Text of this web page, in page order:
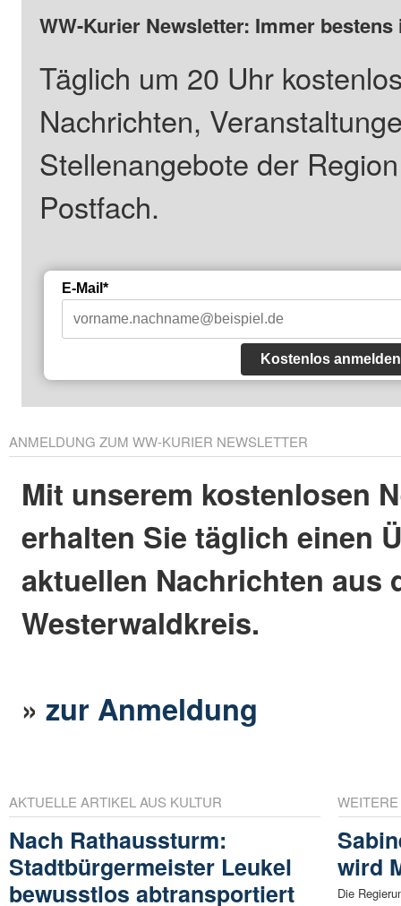
WW-Kurier Newsletter: Immer
Täglich um 20 Uhr
Nachrichten,
Stellenangebote der
Postfach.
E-Mail*
Kostenlos anmelden
ANMELDUNG ZUM WW-KURIER NEWSLETTER
Mit unserem kostenlosen
erhalten Sie täglich einen
aktuellen Nachrichten aus
Westerwaldkreis.
»zur Anmeldung
AKTUELLE ARTIKEL AUS KULTUR
Nach Rathaussturm:
Stadtbürgermeister Leukel
bewusstlos abtransportiert
wird
Die